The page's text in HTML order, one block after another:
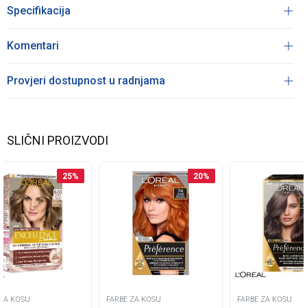
Specifikacija
Komentari
Provjeri dostupnost u radnjama
SLIČNI PROIZVODI
25%
KOSU
20%
FARBE ZA KOSU FARBE ZA KOSU